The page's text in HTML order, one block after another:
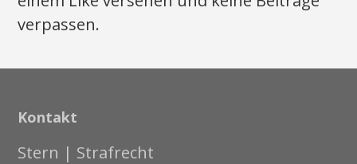
verpassen.
Kontakt
Stern | Strafrecht